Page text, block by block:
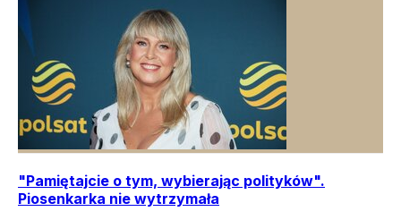
"Pamiętajcie o tym, wybierając polityków".
Piosenkarka nie wytrzymała